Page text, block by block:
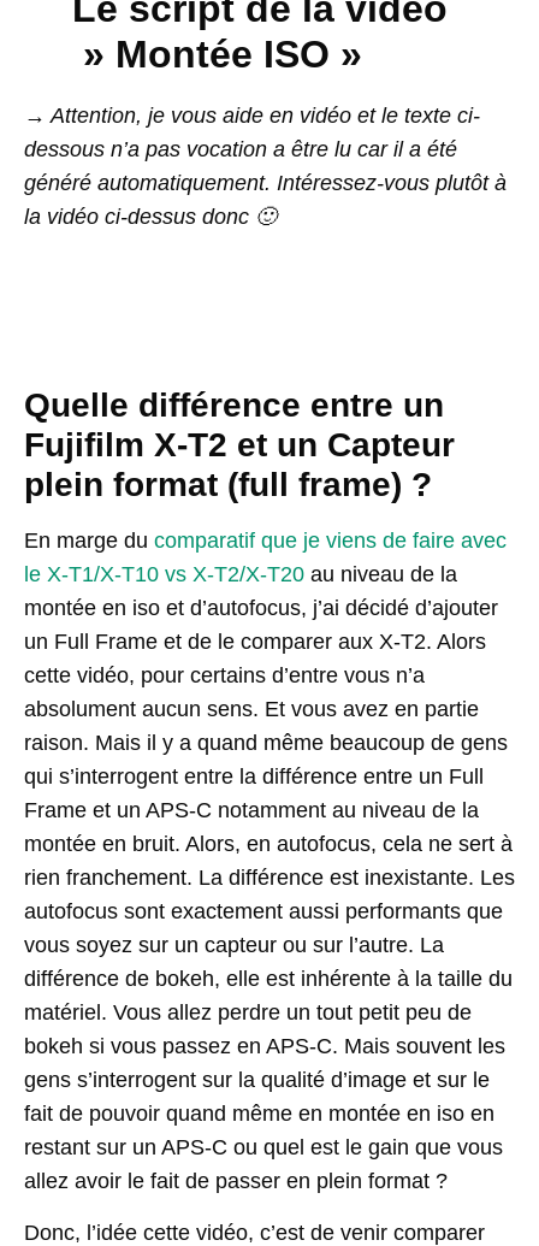
» Montée ISO »
→ Attention, je vous aide en vidéo et le texte ci-
dessous n’a pas vocation a être lu car il a été
généré automatiquement. Intéressez-vous plutôt à
la vidéo ci-dessus donc 🙂
Quelle différence entre un
Fujifilm X-T2 et un Capteur
plein format (full frame) ?
En marge du comparatif que je viens de faire avec
le X-T1/X-T10 vs X-T2/X-T20 au niveau de la
montée en iso et d’autofocus, j’ai décidé d’ajouter
un Full Frame et de le comparer aux X-T2. Alors
cette vidéo, pour certains d’entre vous n’a
absolument aucun sens. Et vous avez en partie
raison. Mais il y a quand même beaucoup de gens
qui s’interrogent entre la différence entre un Full
Frame et un APS-C notamment au niveau de la
montée en bruit. Alors, en autofocus, cela ne sert à
rien franchement. La différence est inexistante. Les
autofocus sont exactement aussi performants que
vous soyez sur un capteur ou sur l’autre. La
différence de bokeh, elle est inhérente à la taille du
matériel. Vous allez perdre un tout petit peu de
bokeh si vous passez en APS-C. Mais souvent les
gens s’interrogent sur la qualité d’image et sur le
fait de pouvoir quand même en montée en iso en
restant sur un APS-C ou quel est le gain que vous
allez avoir le fait de passer en plein format ?
Donc, l’idée cette vidéo, c’est de venir comparer